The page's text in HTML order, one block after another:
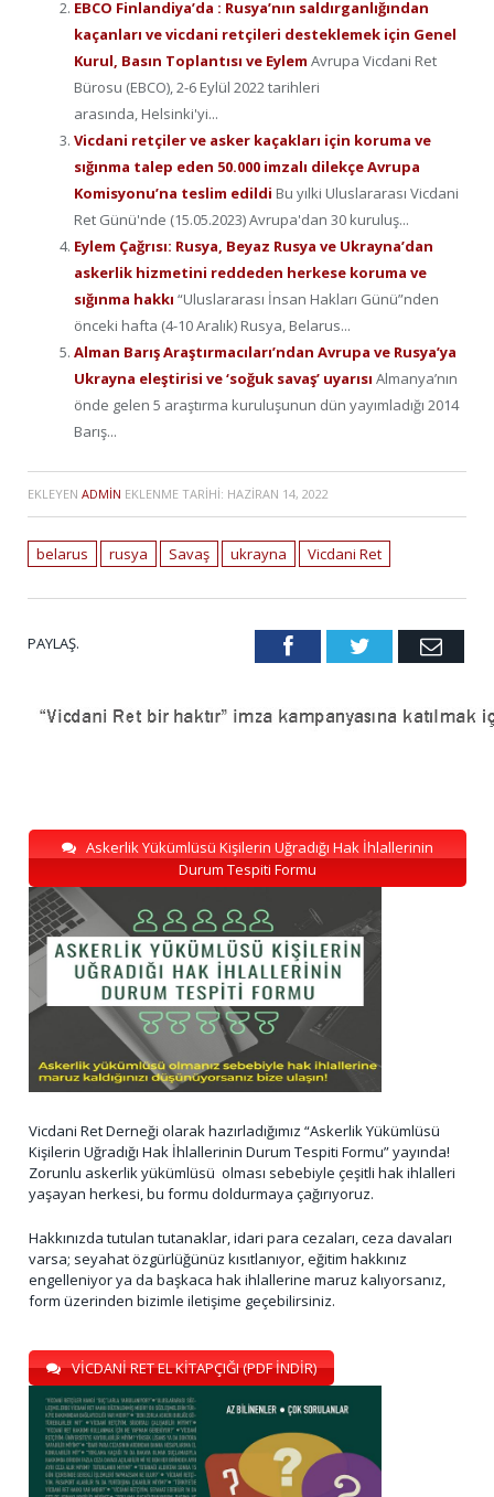
EBCO Finlandiya’da : Rusya’nın saldırganlığından
kaçanları ve vicdani retçileri desteklemek için Genel
Kurul, Basın Toplantısı ve Eylem Avrupa Vicdani Ret
Bürosu (EBCO), 2-6 Eylül 2022 tarihleri
arasında, Helsinki'yi...
Vicdani retçiler ve asker kaçakları için koruma ve
sığınma talep eden 50.000 imzalı dilekçe Avrupa
Komisyonu’na teslim edildi Bu yılki Uluslararası Vicdani
Ret Günü'nde (15.05.2023) Avrupa'dan 30 kuruluş...
Eylem Çağrısı: Rusya, Beyaz Rusya ve Ukrayna’dan
askerlik hizmetini reddeden herkese koruma ve
sığınma hakkı “Uluslararası İnsan Hakları Günü”nden
önceki hafta (4-10 Aralık) Rusya, Belarus...
Alman Barış Araştırmacıları’ndan Avrupa ve Rusya’ya
Ukrayna eleştirisi ve ‘soğuk savaş’ uyarısı Almanya’nın
önde gelen 5 araştırma kuruluşunun dün yayımladığı 2014
Barış...
EKLEYEN ADMIN EKLENME TARIHI: HAZIRAN 14, 2022
belarus rusya Savaş ukrayna Vicdani Ret
PAYLAŞ. FacebookTwitter Email
Askerlik Yükümlüsü Kişilerin Uğradığı Hak İhlallerinin
Durum Tespiti Formu
Vicdani Ret Derneği olarak hazırladığımız “Askerlik Yükümlüsü
Kişilerin Uğradığı Hak İhlallerinin Durum Tespiti Formu” yayında!
Zorunlu askerlik yükümlüsü olması sebebiyle çeşitli hak ihlalleri
yaşayan herkesi, bu formu doldurmaya çağırıyoruz.
Hakkınızda tutulan tutanaklar, idari para cezaları, ceza davaları
varsa; seyahat özgürlüğünüz kısıtlanıyor, eğitim hakkınız
engelleniyor ya da başkaca hak ihlallerine maruz kalıyorsanız,
form üzerinden bizimle iletişime geçebilirsiniz.
VİCDANİ RET EL KİTAPÇIĞI (PDF İNDİR)